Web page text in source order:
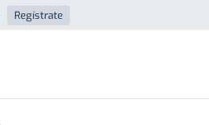
Regístrate